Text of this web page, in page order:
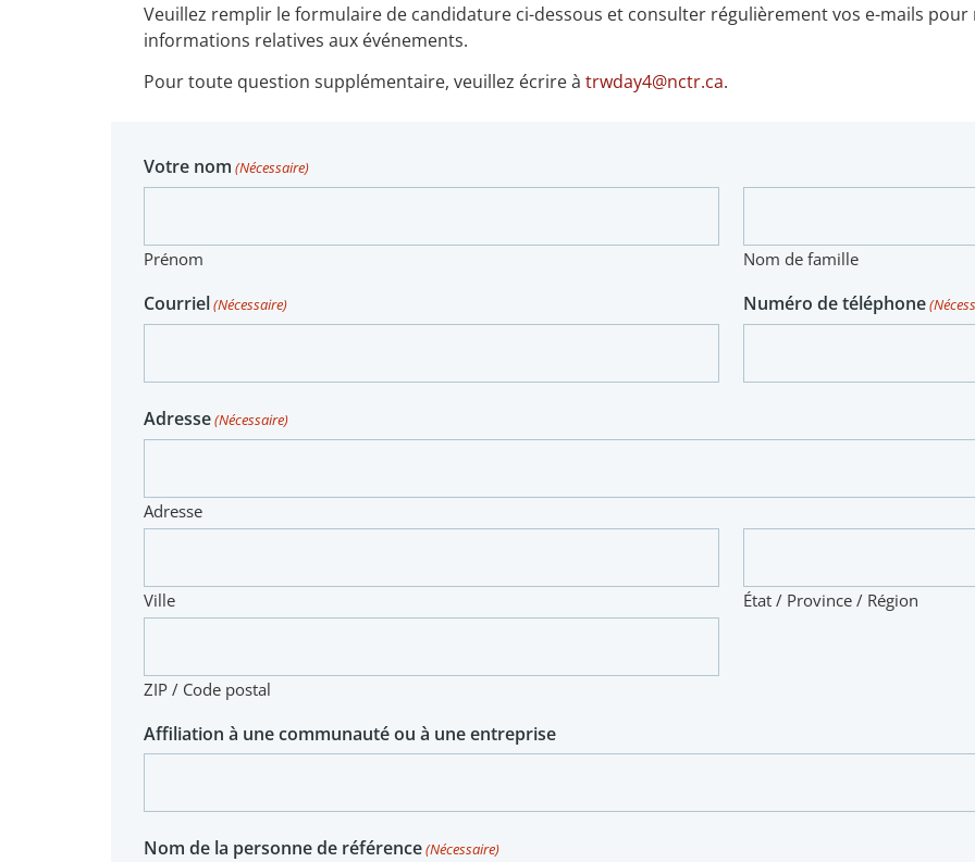
Veuillez remplir le formulaire de candidature ci-dessous et consulter régulièrement vos e-mails
informations relatives aux événements.
Pour toute question supplémentaire, veuillez écrire à trwday4@nctr.ca.
Votre nom (Nécessaire)
Prénom Nom de famille
Courriel(Nécessaire) Numéro de téléphone
Adresse(Nécessaire)
Adresse
Ville État / Province / Région
ZIP / Code postal
Affiliation à une communauté ou à une entreprise
Nom de la personne de référence(Nécessaire)